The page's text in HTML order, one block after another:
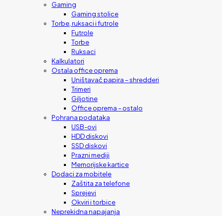
Gaming
Gaming stolice
Torbe, ruksaci i futrole
Futrole
Torbe
Ruksaci
Kalkulatori
Ostala office oprema
Uništavač papira – shredderi
Trimeri
Giljotine
Office oprema – ostalo
Pohrana podataka
USB-ovi
HDD diskovi
SSD diskovi
Prazni mediji
Memorijske kartice
Dodaci za mobitele
Zaštita za telefone
Sprejevi
Okviri i torbice
Neprekidna napajanja